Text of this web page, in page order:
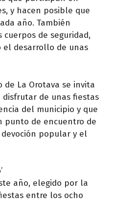
y hacen posible que
año. También
de seguridad,
el desarrollo de unas
de La Orotava se invita
disfrutar de unas fiestas
del municipio y que
punto de encuentro de
popular y el
año, elegido por la
entre los ocho